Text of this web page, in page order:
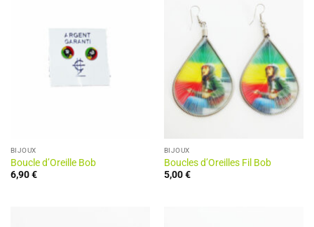
BIJOUX
Boucle d’Oreille Bob
6,90€
BIJOUX
Boucles d’Oreilles Fil Bob
5,00€